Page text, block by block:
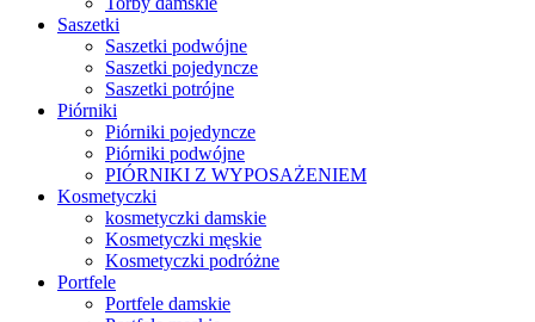
Saszetki
Saszetki podwójne
Saszetki pojedyncze
Saszetki potrójne
Piórniki
Piórniki pojedyncze
Piórniki podwójne
PIÓRNIKI Z WYPOSAŻENIEM
Kosmetyczki
kosmetyczki damskie
Kosmetyczki męskie
Kosmetyczki podróżne
Portfele
Portfele damskie